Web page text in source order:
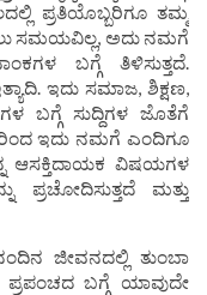
ಪ್ರತಿಯೊಬ್ಬರಿಗೂ ತಮ್ಮ
ಸಮಯವಿಲ್ಲ, ಅದು ನಮಗೆ
ಬಗ್ಗೆ ತಿಳಿಸುತ್ತದೆ.
ಇದು ಸಮಾಜ, ಶಿಕ್ಷಣ,
ಬಗ್ಗೆ ಸುದ್ದಿಗಳ ಜೊತೆಗೆ
ಇದು ನಮಗೆ ಎಂದಿಗೂ
ಆಸಕ್ತಿದಾಯಕ ವಿಷಯಗಳ
ಪ್ರಚೋದಿಸುತ್ತದೆ ಮತ್ತು
ಜೀವನದಲ್ಲಿ ತುಂಬಾ
ಬಗ್ಗೆ ಯಾವುದೇ